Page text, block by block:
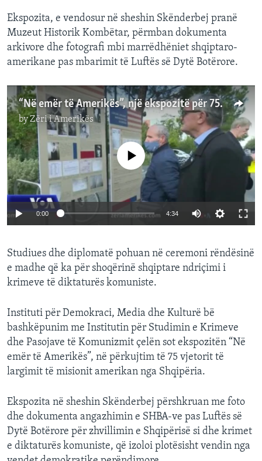
Ekspozita, e vendosur në sheshin Skënderbej pranë
Muzeut Historik Kombëtar, përmban dokumenta
arkivore dhe fotografi mbi marrëdhëniet shqiptaro-
amerikane pas mbarimit të Luftës së Dytë Botërore.
“Në emër të Amerikës”, një ekspozitë për 75 vjetorin e largimit të misionit amerikan nga Shqipëria dhe diktaturën që pasoi
byZëri i Amerikës
No media source currently available
0:00 4:34
Studiues dhe diplomatë pohuan në ceremoni rëndësinë
e madhe që ka për shoqërinë shqiptare ndriçimi i
krimeve të diktaturës komuniste.
Instituti për Demokraci, Media dhe Kulturë bë
bashkëpunim me Institutin për Studimin e Krimeve
dhe Pasojave të Komunizmit çelën sot ekspozitën “Në
emër të Amerikës”, në përkujtim të 75 vjetorit të
largimit të misionit amerikan nga Shqipëria.
Ekspozita në sheshin Skënderbej përshkruan me foto
dhe dokumenta angazhimin e SHBA-ve pas Luftës së
Dytë Botërore për zhvillimin e Shqipërisë si dhe krimet
e diktaturës komuniste, që izoloi plotësisht vendin nga